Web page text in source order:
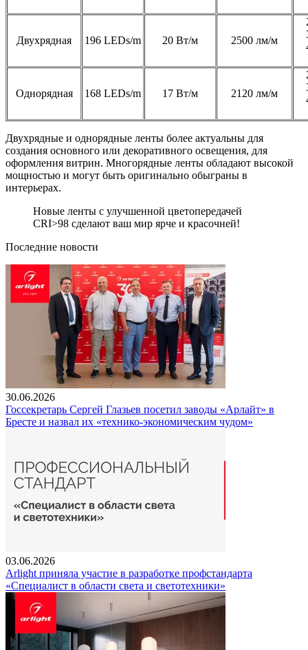
Двухрядная 196 LEDs/m 20 Вт/м 2500 лм/м
Однорядная 168 LEDs/m 17 Вт/м 2120 лм/м
Двухрядные и однорядные ленты более актуальны для
создания основного или декоративного освещения, для
оформления витрин. Многорядные ленты обладают высокой
мощностью и могут быть оригинально обыграны в
интерьерах.
Новые ленты с улучшенной цветопередачей
CRI>98 сделают ваш мир ярче и красочней!
Последние новости
30.06.2026
Госсекретарь Сергей Глазьев посетил заводы «Арлайт» в
Бресте и назвал их «технико-экономическим чудом»
03.06.2026
Arlight приняла участие в разработке профстандарта
«Специалист в области света и светотехники»